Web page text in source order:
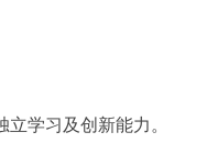
学习及创新能力。